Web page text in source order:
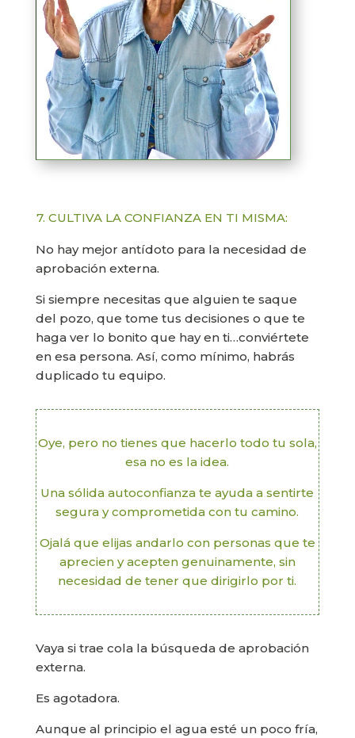
7. CULTIVA LA CONFIANZA EN TI MISMA:
No hay mejor antídoto para la necesidad de
aprobación externa.
Si siempre necesitas que alguien te saque
del pozo, que tome tus decisiones o que te
haga ver lo bonito que hay en ti…conviértete
en esa persona. Así, como mínimo, habrás
duplicado tu equipo.
Oye, pero no tienes que hacerlo todo tu sola,
esa no es la idea.
Una sólida autoconfianza te ayuda a sentirte
segura y comprometida con tu camino.
Ojalá que elijas andarlo con personas que te
aprecien y acepten genuinamente, sin
necesidad de tener que dirigirlo por ti.
Vaya si trae cola la búsqueda de aprobación
externa.
Es agotadora.
Aunque al principio el agua esté un poco fría,